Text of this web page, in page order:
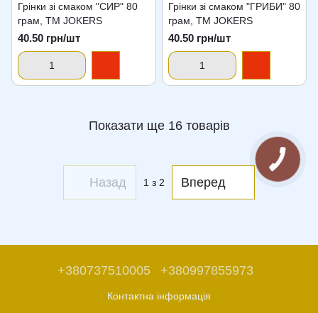
Грінки зі смаком "СИР" 80
грам, TM JOKERS
40.50 грн/шт
Грінки зі смаком "ГРИБИ" 80
грам, TM JOKERS
40.50 грн/шт
Показати ще 16 товарів
Назад 1 з 2 Вперед
+380737510005 +380997855973
Контактна інформація